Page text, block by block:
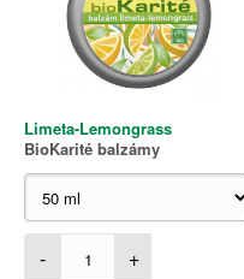
Limeta-Lemongrass
BioKarité balzámy
- +